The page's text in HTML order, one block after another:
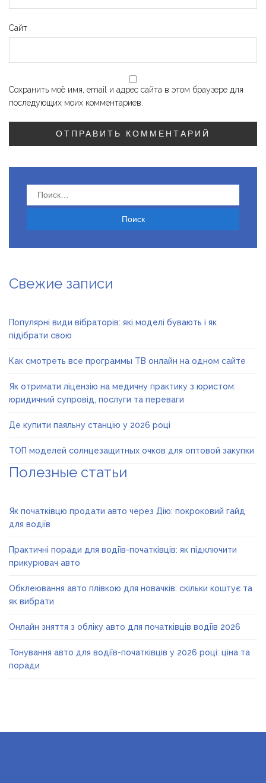
Сайт
Сохранить моё имя, email и адрес сайта в этом браузере для
последующих моих комментариев.
Найти:
Свежие записи
Популярні види вібраторів: які моделі бувають і як
підібрати свою
Как смотреть все программы ТВ онлайн на одном сайте
Як отримати ліцензію на медичну практику з юристом:
юридичний супровід, послуги та переваги
Де купити паяльну станцію у 2026 році
ТОП моделей солнцезащитных очков для оптовой закупки
Полезные статьи
Як початківцю продати авто через Дію: покроковий гайд
для водіїв
Практичні поради для водіїв-початківців: як підключити
прикурювач авто
Обклеювання авто плівкою для новачків: скільки коштує та
як вибрати
Онлайн зняття з обліку авто для початківців водіїв 2026
Тонування авто для водіїв-початківців у 2026 році: ціна та
поради